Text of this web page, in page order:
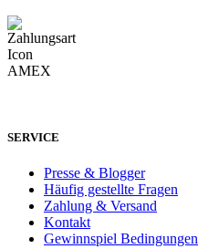
SERVICE
Presse & Blogger
Häufig gestellte Fragen
Zahlung & Versand
Kontakt
Gewinnspiel Bedingungen